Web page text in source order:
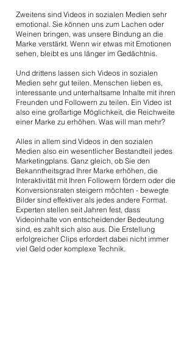
Zweitens sind Videos in sozialen Medien sehr
emotional. Sie können uns zum Lachen oder
Weinen bringen, was unsere Bindung an die
Marke verstärkt. Wenn wir etwas mit Emotionen
sehen, bleibt es uns länger im Gedächtnis.
Und drittens lassen sich Videos in sozialen
Medien sehr gut teilen. Menschen lieben es,
interessante und unterhaltsame Inhalte mit ihren
Freunden und Followern zu teilen. Ein Video ist
also eine großartige Möglichkeit, die Reichweite
einer Marke zu erhöhen. Was will man mehr?
Alles in allem sind Videos in den sozialen
Medien also ein wesentlicher Bestandteil jedes
Marketingplans. Ganz gleich, ob Sie den
Bekanntheitsgrad Ihrer Marke erhöhen, die
Interaktivität mit Ihren Followern fördern oder die
Konversionsraten steigern möchten - bewegte
Bilder sind effektiver als jedes andere Format.
Experten stellen seit Jahren fest, dass
Videoinhalte von entscheidender Bedeutung
sind, es zahlt sich also aus. Die Erstellung
erfolgreicher Clips erfordert dabei nicht immer
viel Geld oder komplexe Technik.